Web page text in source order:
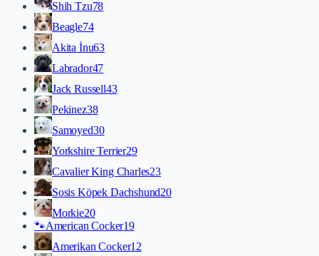
Shih Tzu78
Beagle74
Akita İnu63
Labrador47
Jack Russell43
Pekinez38
Samoyed30
Yorkshire Terrier29
Cavalier King Charles23
Sosis Köpek Dachshund20
Morkie20
🐾American Cocker19
Amerikan Cocker12